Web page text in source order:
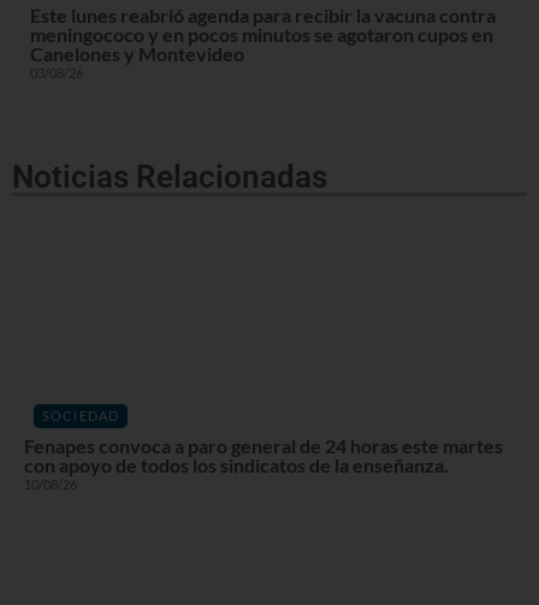
Este lunes reabrió agenda para recibir la vacuna contra
meningococo y en pocos minutos se agotaron cupos en
Canelones y Montevideo
03/08/26
Noticias Relacionadas
SOCIEDAD
Fenapes convoca a paro general de 24 horas este martes
con apoyo de todos los sindicatos de la enseñanza.
10/08/26